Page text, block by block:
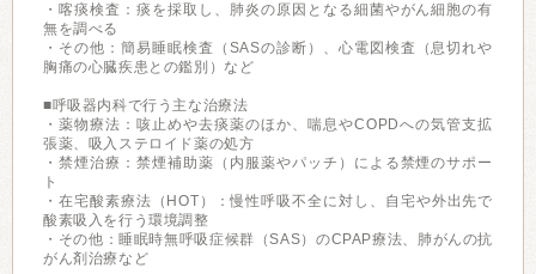
・喀痰検査：痰を採取し、肺炎の原因となる細菌やがん細胞の有
無を調べる
・その他：簡易睡眠検査（SASの診断）、心電図検査（息切れや
胸痛の心臓疾患との鑑別）など
■呼吸器内科で行う主な治療法
・薬物療法：咳止めや去痰薬のほか、喘息やCOPDへの気管支拡
張薬、吸入ステロイド薬の処方
・禁煙治療：禁煙補助薬（内服薬やパッチ）による禁煙のサポー
ト
・在宅酸素療法（HOT）：慢性呼吸不全に対し、自宅や外出先で
酸素吸入を行う環境調整
・その他：睡眠時無呼吸症候群（SAS）のCPAP療法、肺がんの抗
がん剤治療など